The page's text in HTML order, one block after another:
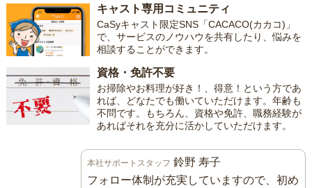
キャスト専用コミュニティ
CaSyキャスト限定SNS「CACACO(カカコ)」
で、サービスのノウハウを共有したり、悩みを
相談することができます。
資格・免許不要
お掃除やお料理が好き！、得意！という方であ
れば、どなたでも働いていただけます。年齢も
不問です。もちろん、資格や免許、職務経験が
あればそれを充分に活かしていただけます。
本社サポートスタッフ 鈴野 寿子
フォロー体制が充実していますので、初め